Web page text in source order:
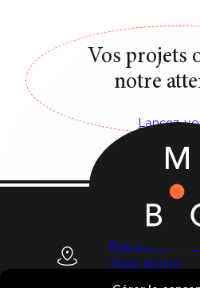
Vos projets
notre
Lancez-
Rue des
7000 MONS